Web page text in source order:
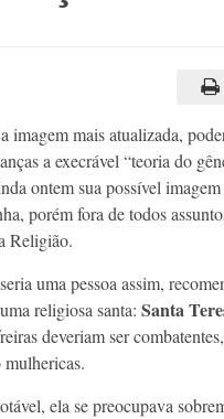
imagem mais atualizada,
a execrável “teoria do
ontem sua possível
porém fora de todos
Religião.
uma pessoa assim,
religiosa santa: Santa
deveriam ser
ela se preocupava